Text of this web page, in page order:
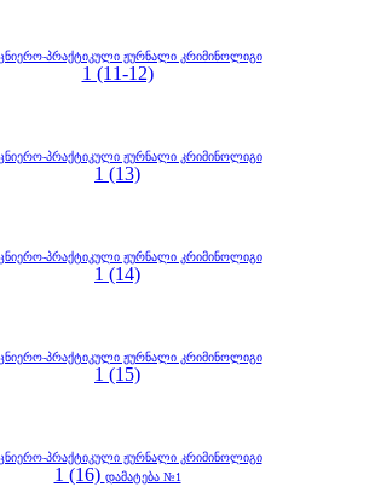
პრაქტიკული ჟურნალი კრიმინოლიგი
1 (11-12)
პრაქტიკული ჟურნალი კრიმინოლიგი
1 (13)
პრაქტიკული ჟურნალი კრიმინოლიგი
1 (14)
პრაქტიკული ჟურნალი კრიმინოლიგი
1 (15)
პრაქტიკული ჟურნალი კრიმინოლიგი
1 (16) დამატება №1